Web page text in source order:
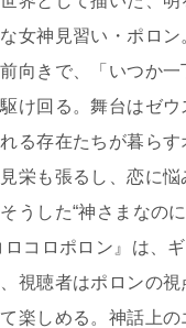
女神見習い・ポロ
向きで、「いつか
け回る。舞台はゼ
る存在たちが暮ら
栄も張るし、恋に
うした“神さまなの
コロポロン』は、
視聴者はポロンの
楽しめる。神話上